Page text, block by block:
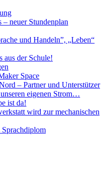
neuer Stundenplan
und Handeln”, „Leben“
aus der Schule!
Space
– Partner und Unterstützer
eigenen Strom…
ist da!
wird zur mechanischen